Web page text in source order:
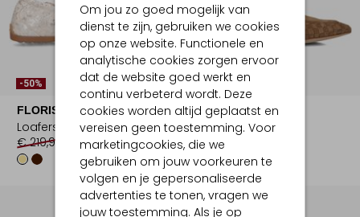
Om jou zo goed mogelijk van
dienst te zijn, gebruiken we cookies
op onze website. Functionele en
analytische cookies zorgen ervoor
dat de website goed werkt en
continu verbeterd wordt. Deze
cookies worden altijd geplaatst en
vereisen geen toestemming. Voor
marketingcookies, die we
gebruiken om jouw voorkeuren te
volgen en je gepersonaliseerde
advertenties te tonen, vragen we
jouw toestemming. Als je op
-50%
FLORIS VAN BOMMEL
Loafers
€ 219,99
€ 109,99
-40%
STEFANO LAURAN
Loafers
€ 159,99